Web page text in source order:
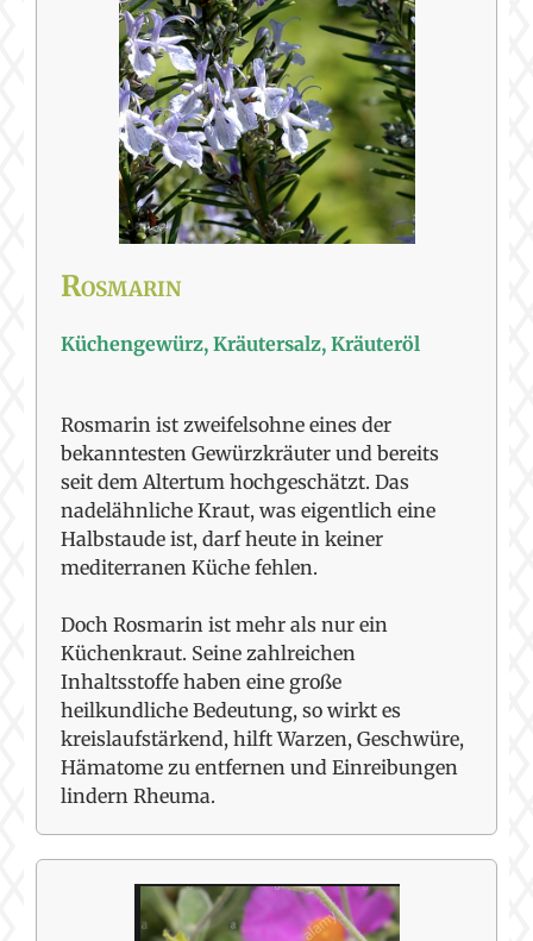
Rosmarin
Küchengewürz, Kräutersalz, Kräuteröl
Rosmarin ist zweifelsohne eines der
bekanntesten Gewürzkräuter und bereits
seit dem Altertum hochgeschätzt. Das
nadelähnliche Kraut, was eigentlich eine
Halbstaude ist, darf heute in keiner
mediterranen Küche fehlen.
Doch Rosmarin ist mehr als nur ein
Küchenkraut. Seine zahlreichen
Inhaltsstoffe haben eine große
heilkundliche Bedeutung, so wirkt es
kreislaufstärkend, hilft Warzen, Geschwüre,
Hämatome zu entfernen und Einreibungen
lindern Rheuma.